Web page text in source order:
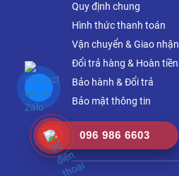
Quy định chung
Hình thức thanh toán
Vận chuyển & Giao nhận
Đổi trả hàng & Hoàn tiền
Bảo hành & Đổi trả
Bảo mật thông tin
096 986 6603